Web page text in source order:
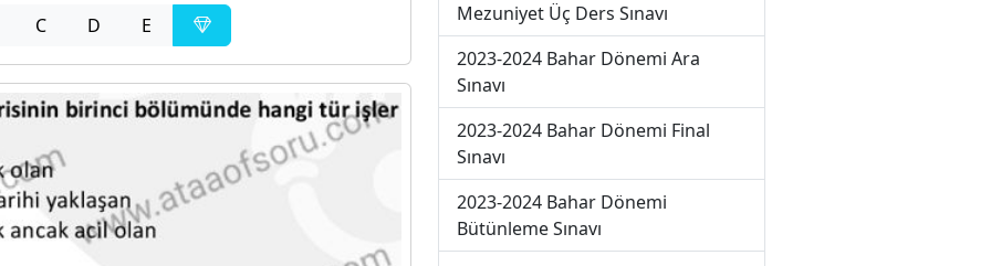
C D E
Mezuniyet Üç Ders Sınavı
2023-2024 Bahar Dönemi Ara
Sınavı
2023-2024 Bahar Dönemi Final
Sınavı
2023-2024 Bahar Dönemi
Bütünleme Sınavı